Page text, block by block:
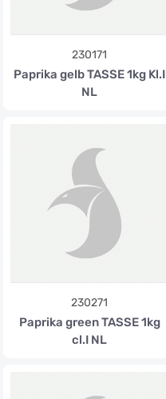
230171
Paprika gelb TASSE 1kg Kl.I
NL
230271
Paprika green TASSE 1kg
cl.I NL